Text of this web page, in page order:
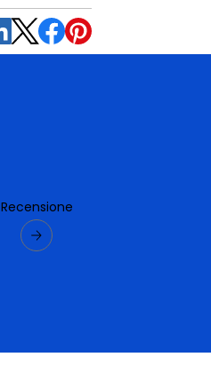
Recensione